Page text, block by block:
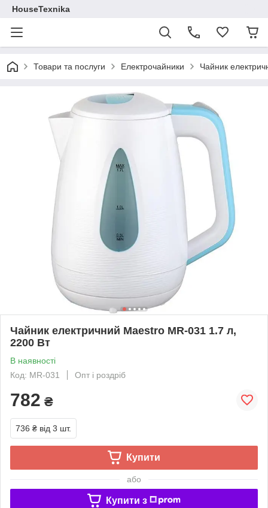
HouseTexnika
Товари та послуги Електрочайники Чайник
Чайник електричний Maestro MR-031 1.7 л,
2200 Вт
В наявності
Код: MR-031
Опт і роздріб
782 ₴
736 ₴ від 3 шт.
Купити
або
Купити з